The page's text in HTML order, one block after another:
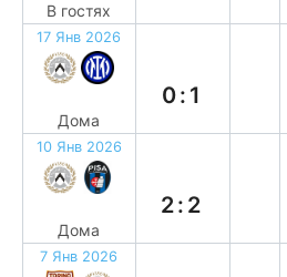
В гостях
17 Янв 2026
Дома
0:1
10 Янв 2026
Дома
2:2
7 Янв 2026